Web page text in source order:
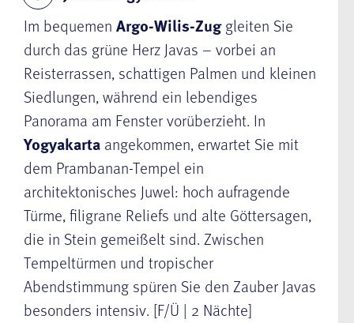
Im bequemen Argo-Wilis-Zuggleiten Sie
durch das grüne Herz Javas – vorbei an
Reisterrassen, schattigen Palmen und kleinen
Siedlungen, während ein lebendiges
Panorama am Fenster vorüberzieht. In
Yogyakarta angekommen, erwartet Sie mit
dem Prambanan-Tempel ein
architektonisches Juwel: hoch aufragende
Türme, filigrane Reliefs und alte Göttersagen,
die in Stein gemeißelt sind. Zwischen
Tempeltürmen und tropischer
Abendstimmung spüren Sie den Zauber Javas
besonders intensiv. [F/Ü | 2 Nächte]